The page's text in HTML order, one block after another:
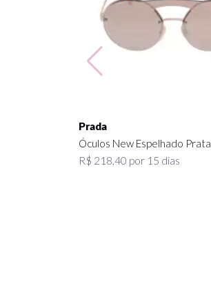
Prada
Óculos New Espelhado Prata
R$ 218,40 por 15 dias